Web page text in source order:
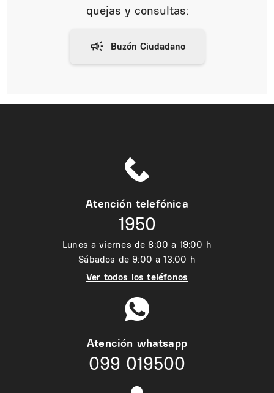
quejas y consultas:
Atención telefónica
1950
Lunes a viernes de 8:00 a 19:00 h
Sábados de 9:00 a 13:00 h
Ver todos los teléfonos
Atención whatsapp
099 019500